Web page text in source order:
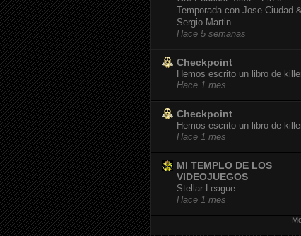
Temporada con Jose Ciudad &
Sergio Martin
Hace 5 semanas
Checkpoint
Hemos escrito un libro de
Hace 1 mes
Checkpoint
Hemos escrito un libro de
Hace 1 mes
MI TEMPLO DE LOS
VIDEOJUEGOS
Stellar League
Hace 1 mes